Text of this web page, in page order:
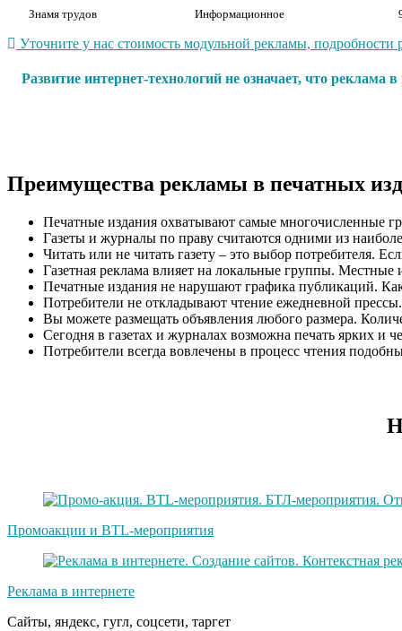
Знамя трудов Информационное
Уточните у нас стоимость модульной рекламы,
Развитие интернет-технологий не означает, что
Преимущества рекламы в печатных
Печатные издания охватывают самые многочисленные
Газеты и журналы по праву считаются одними из
Читать или не читать газету – это выбор потребителя.
Газетная реклама влияет на локальные группы.
Печатные издания не нарушают графика публикаций. Как
Потребители не откладывают чтение ежедневной прессы.
Вы можете размещать объявления любого размера.
Сегодня в газетах и журналах возможна печать ярких и
Потребители всегда вовлечены в процесс чтения
Промоакции и BTL-мероприятия
Реклама в интернете
Сайты, яндекс, гугл, соцсети, таргет